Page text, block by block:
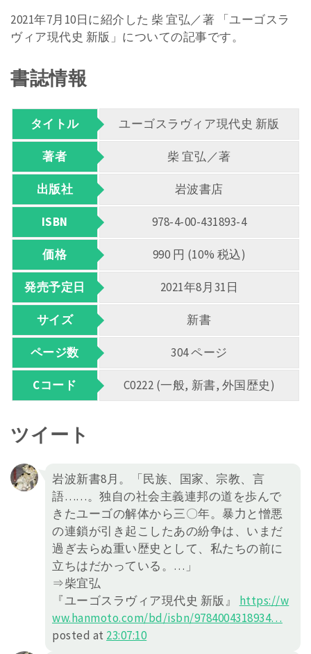
2021年7月10日に紹介した 柴 宜弘／著 「ユーゴスラ
ヴィア現代史 新版」についての記事です。
書誌情報
タイトル ユーゴスラヴィア現代史 新版
著者 柴 宜弘／著
出版社 岩波書店
ISBN 978-4-00-431893-4
価格 990 円 (10% 税込)
発売予定日 2021年8月31日
サイズ 新書
ページ数 304 ページ
Cコード C0222 (一般, 新書, 外国歴史)
ツイート
岩波新書8月。「民族、国家、宗教、言
語……。独自の社会主義連邦の道を歩んで
きたユーゴの解体から三〇年。暴力と憎悪
の連鎖が引き起こしたあの紛争は、いまだ
過ぎ去らぬ重い歴史として、私たちの前に
立ちはだかっている。…」
⇒柴宜弘
『ユーゴスラヴィア現代史 新版』 https://w
ww.hanmoto.com/bd/isbn/9784004318934…
posted at 23:07:10